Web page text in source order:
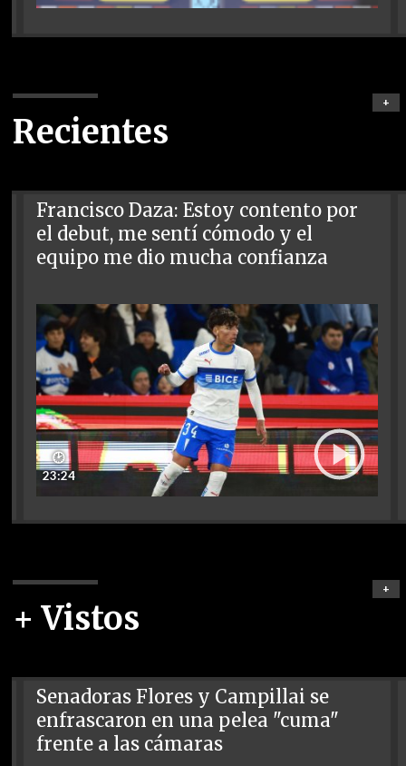
Recientes
+
Francisco Daza: Estoy contento por
el debut, me sentí cómodo y el
equipo me dio mucha confianza
🕑
23:24
+ Vistos
+
Senadoras Flores y Campillai se
enfrascaron en una pelea "cuma"
frente a las cámaras